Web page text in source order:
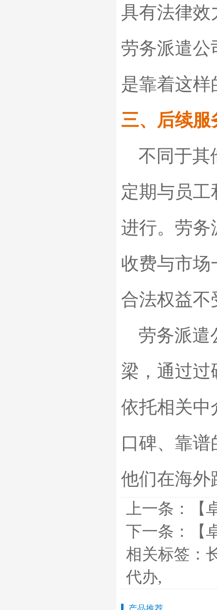
具有法律效
劳务派遣公
是靠着这
三、后续服
不同于其
定期与员
进行。劳务
收费与市场
合法权益不
劳务派遣
梁，通过过
依托相关中
口碑、靠
他们在海外
上一条：
下一条：
相关标签：
代办,